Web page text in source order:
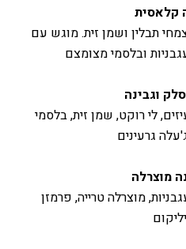
קלאסית
תבלין ושמן זית. מוגש עם
ובלסמי מצומצם
וגבינה
לי רוקט, שמן זית, בלסמי
גרעינים
מוצרלה
מוצרלה טרייה, פרמזן